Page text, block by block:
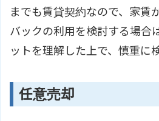
までも賃貸契約なので、家賃
バックの利用を検討する場合
ットを理解した上で、慎重に
任意売却